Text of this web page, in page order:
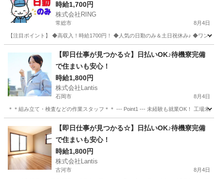
時給1,700円
株式会社RING
常総市 8月4日
【注目ポイント】 ◆高収入！時給1700円！ ◆人気の日勤のみ＆土日祝休み♪ ◆ワン
工場 スタッフ
【即日仕事が見つかる☆】日払いOK♪待機寮完備
で住まいも安心！
時給1,800円
株式会社Lantis
石岡市 8月4日
＊＊組み立て・検査などの作業スタッフ＊＊ --- Point1 --- 未経験も就業OK！ 工場未
工場 スタッフ
【即日仕事が見つかる☆】日払いOK♪待機寮完備
で住まいも安心！
時給1,800円
株式会社Lantis
古河市 8月4日